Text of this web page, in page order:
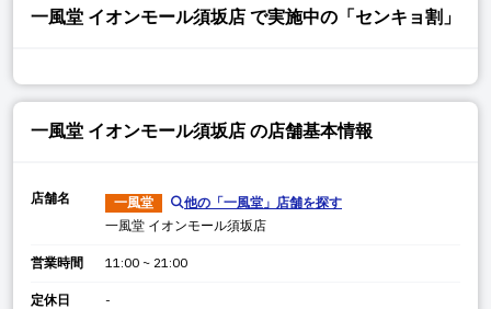
一風堂 イオンモール須坂店 で実施中の「センキョ割」
一風堂 イオンモール須坂店 の店舗基本情報
店舗名 一風堂 他の「一風堂 」店舗を探す
一風堂 イオンモール須坂店
営業時間 11:00 ~ 21:00
定休日 -